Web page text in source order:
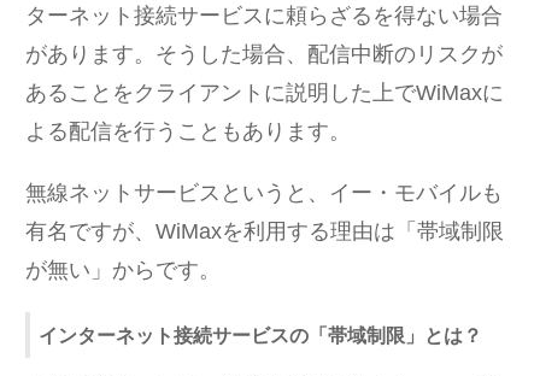
ターネット接続サービスに頼らざるを得ない場合
があります。そうした場合、配信中断のリスクが
あることをクライアントに説明した上でWiMaxに
よる配信を行うこともあります。
無線ネットサービスというと、イー・モバイルも
有名ですが、WiMaxを利用する理由は「帯域制限
が無い」からです。
インターネット接続サービスの「帯域制限」とは？